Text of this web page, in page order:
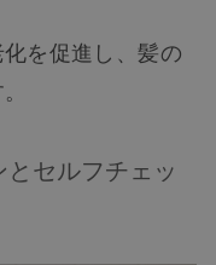
を促進し、髪の
セルフチェッ